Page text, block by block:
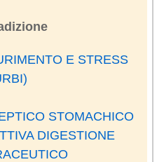
E STRESS
STOMACHICO
DIGESTIONE